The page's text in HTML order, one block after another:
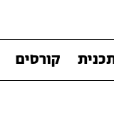
קורסים